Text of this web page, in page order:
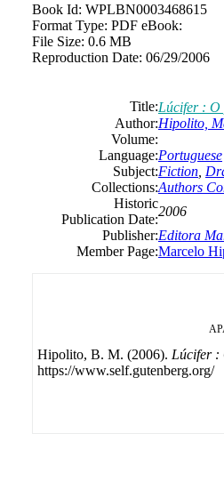
Book Id: WPLBN0003468615
Format Type: PDF eBook:
File Size: 0.6 MB
Reproduction Date: 06/29/2006
Title:Lúcifer : O
Author:Hipolito,
Volume:
Language:Portuguese
Subject:Fiction
Collections:Authors
Historic
Publication Date:
2006
Publisher:Editora
Member Page:Marcelo
Hipolito, B. M. (2006). Lúcifer :
https://www.self.gutenberg.org/